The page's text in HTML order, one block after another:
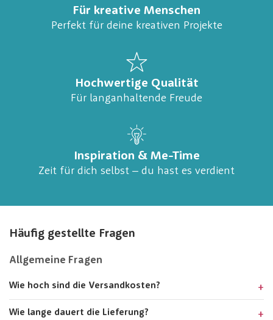
Für kreative Menschen
Perfekt für deine kreativen Projekte
Hochwertige Qualität
Für langanhaltende Freude
Inspiration & Me-Time
Zeit für dich selbst – du hast es verdient
Häufig gestellte Fragen
Allgemeine Fragen
Wie hoch sind die Versandkosten?
Wie lange dauert die Lieferung?